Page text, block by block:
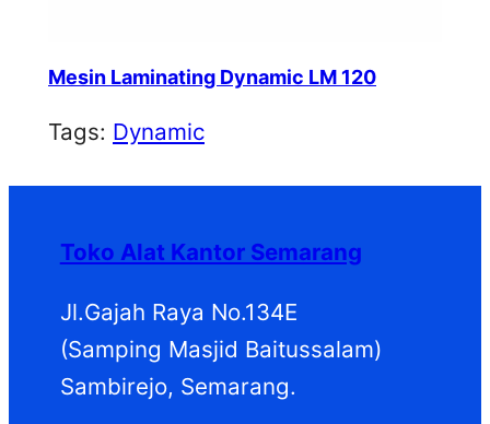
Mesin Laminating Dynamic LM 120
Tags: Dynamic
Toko Alat Kantor Semarang
Jl.Gajah Raya No.134E
(Samping Masjid Baitussalam)
Sambirejo, Semarang.